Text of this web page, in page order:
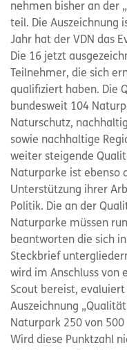
nehmen bisher an der
teil. Die Auszeichnung
Jahr hat der VDN das
Die 16 jetzt
Teilnehmer, die sich
qualifiziert haben. Die
bundesweit 104
Naturschutz,
sowie nachhaltige
weiter steigende
Naturparke ist ebenso
Unterstützung ihrer
Politik. Die an der
Naturparke müssen
beantworten die sich
Steckbrief
wird im Anschluss von
Scout bereist,
Auszeichnung
Naturpark 250 von
Wird diese Punktzahl